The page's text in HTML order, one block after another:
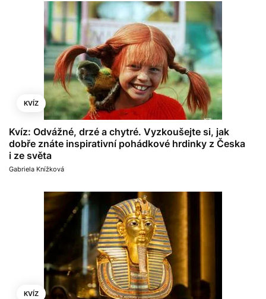
KVÍZ
Kvíz: Odvážné, drzé a chytré. Vyzkoušejte si, jak
dobře znáte inspirativní pohádkové hrdinky z Česka
i ze světa
Gabriela Knížková
KVÍZ